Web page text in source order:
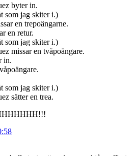
byter in.
som jag skiter i.)
en trepoängarne.
en retur.
som jag skiter i.)
missar en tvåpoängare.
in.
som jag skiter i.)
sätter en trea.